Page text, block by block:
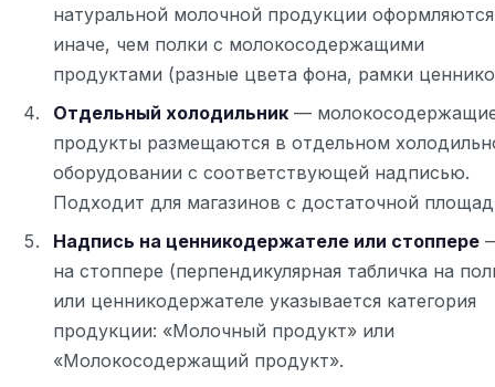
натуральной молочной продукции оформляются
иначе, чем полки с молокосодержащими
продуктами (разные цвета фона, рамки
Отдельный холодильник —
продукты размещаются в отдельном
оборудовании с соответствующей надписью.
Подходит для магазинов с достаточной
Надпись на ценникодержателе или стоппере
на стоппере (перпендикулярная табличка на
или ценникодержателе указывается категория
продукции: «Молочный продукт» или
«Молокосодержащий продукт».